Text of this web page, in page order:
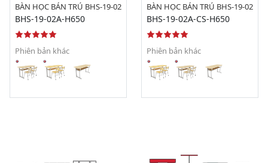
BÀN HỌC BÁN TRÚ BHS-19-02
BHS-19-02A-H650
Phiên bản khác
BÀN HỌC BÁN TRÚ BHS-19-02
BHS-19-02A-CS-H650
Phiên bản khác